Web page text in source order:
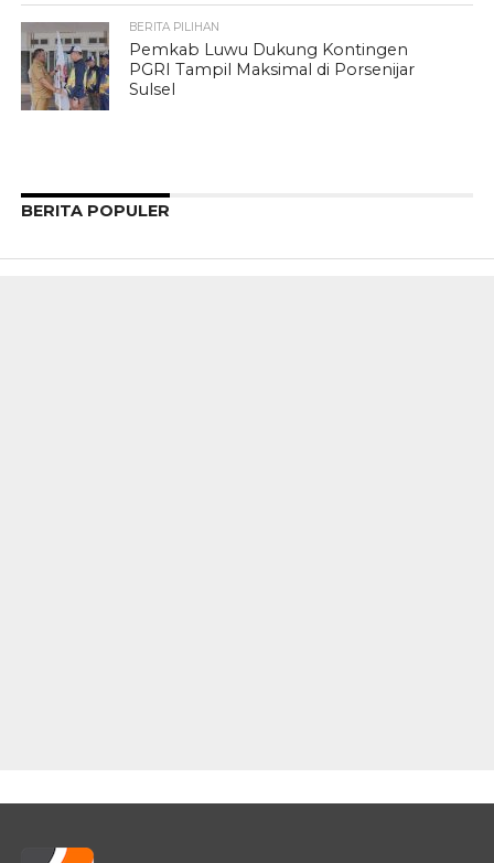
BERITA PILIHAN
Pemkab Luwu Dukung Kontingen
PGRI Tampil Maksimal di Porsenijar
Sulsel
BERITA POPULER